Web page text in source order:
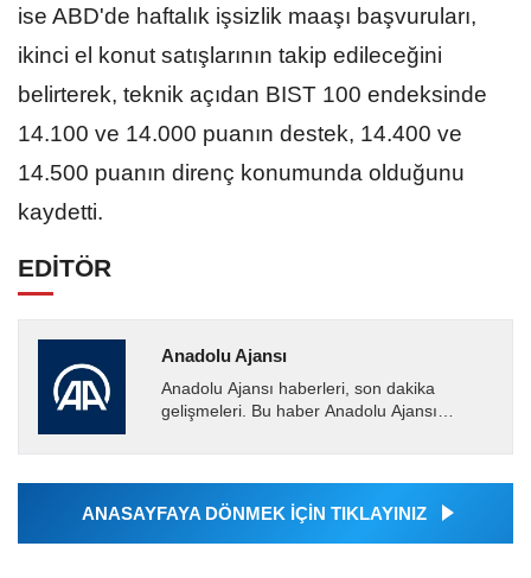
ise ABD'de haftalık işsizlik maaşı başvuruları,
ikinci el konut satışlarının takip edileceğini
belirterek, teknik açıdan BIST 100 endeksinde
14.100 ve 14.000 puanın destek, 14.400 ve
14.500 puanın direnç konumunda olduğunu
kaydetti.
EDİTÖR
Anadolu Ajansı
Anadolu Ajansı haberleri, son dakika
gelişmeleri. Bu haber Anadolu Ajansı
tarafından geçilen tüm...
ANASAYFAYA DÖNMEK İÇİN TIKLAYINIZ